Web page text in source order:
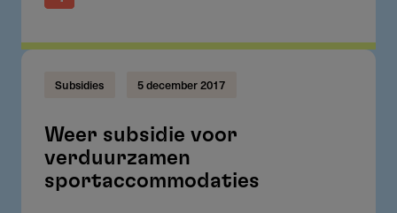
Subsidies 5 december 2017
Weer subsidie voor
verduurzamen
sportaccommodaties